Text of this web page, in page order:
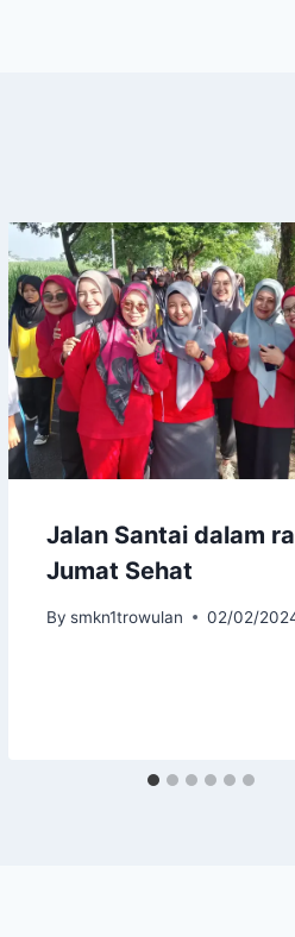
Jalan Santai dalam
Jumat Sehat
By smkn1trowulan 02/02/